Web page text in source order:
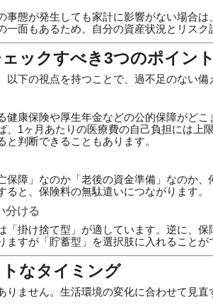
事態が発生しても家計に影響がない場合
一面もあるため、自分の資産状況とリス
ックすべき3つのポイント
以下の視点を持つことで、過不足のない
健康保険や厚生年金などの公的保障がど
、1ヶ月あたりの医療費の自己負担には上
判断できることもあります。
保障」なのか「老後の資金準備」なのか
ると、保険料の無駄遣いにつながります。
分ける
「掛け捨て型」が適しています。逆に、
ますが「貯蓄型」を選択肢に入れることが
なタイミング
りません。生活環境の変化に合わせて見